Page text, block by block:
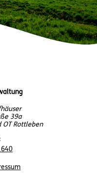
39a
OT Rottleben